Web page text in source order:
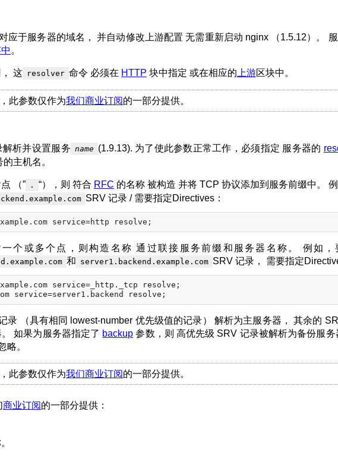
应于服务器的域名， 并自动修改上游配置 无需重新启动 nginx （1.5.12）。
。
这 resolver 命令 必须在 HTTP 块中指定 或在相应的 上游区块中。
此参数仅作为我们商业订阅的一部分提供。
解析并设置服务 name (1.9.13). 为了使此参数正常工作，必须指定 服务器的
主机名。
（” . “），则 符合 RFC 的名称 被构造 并将 TCP 协议添加到服务前缀中。
SRV 记录 / 需要指定Directives：
个或多个点，则构造名称 通过联接服务前缀和服务器名称。 例如，
和 server1.backend.example.com SRV 记录， 需要指定
service=_http._tcp resolve;
录 （具有相同 lowest-number 优先级值的记录） 解析为主服务器， 其余的
如果为服务器指定了 backup 参数，则 高优先级 SRV 记录被解析为备份服务
略。
此参数仅作为我们商业订阅的一部分提供。
商业订阅的一部分提供：